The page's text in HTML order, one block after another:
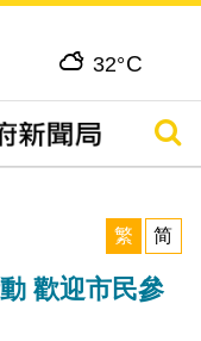
32°C
搜尋
繁
简
歡迎市民參